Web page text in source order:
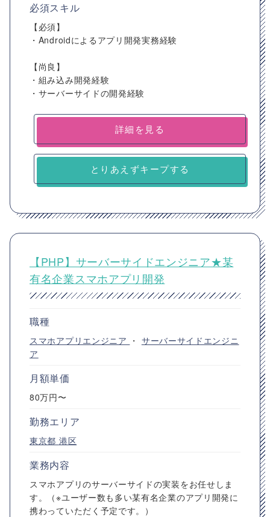
必須スキル
【必須】
・Androidによるアプリ開発実務経験
【尚良】
・組み込み開発経験
・サーバーサイドの開発経験
詳細を見る
とりあえずキープする
【PHP】サーバーサイドエンジニア★某
有名企業スマホアプリ開発
職種
スマホアプリエンジニア ・ サーバーサイドエンジニ
ア
月額単価
80万円〜
勤務エリア
東京都 港区
業務内容
スマホアプリのサーバーサイドの実装をお任せしま
す。（※ユーザー数も多い某有名企業のアプリ開発に
携わっていただく予定です。）